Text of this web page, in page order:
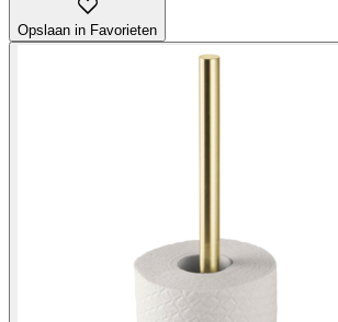
Opslaan in Favorieten